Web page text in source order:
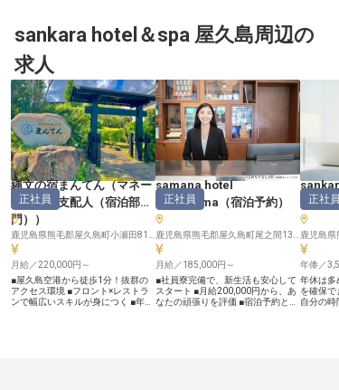
取り入れた特別なスイーツ。その創
造の舞台があなたを待っています♪
材を活かしたビュッフェスタイルの
スイーツ制作に携わっていただきま
す。島の自然や文化を五感で感じな
がら、お客様に感動と喜びをお届け
する贅沢な時間。あなたのパティシ
エとしての経験と感性を、この地で
花開かせませんか？★ 一つひとつ
のスイーツに込める想いが、お客様
の笑顔につながります。 ーー【成
長とやりがいに満ちた島での新生
活】 屋久島という特別な舞台で、
あなたの技術と感性をさらに磨くチ
ャンス◎ 専属ガイドによる屋久島
研修やソムリエによるワイン講座な
ど、知識と技術を高める研修制度が
充実！寮orシェアハウスをご用意し
ているので、島での新生活もスムー
ズにスタートできます。変則シフト
制で、プライベートと仕事のバラン
スも取りやすい環境です★ 屋久島
の豊かな自然に囲まれながら、パテ
ィシエとしての新たなステージを一
緒に築いていきましょう。旅行支援
sankara hotel＆spa 屋久島周辺の
求人
縄文の宿まんてん（マネー
ジャー・支配人（宿泊部
門）
）
正社員
月給／220,000円～
■屋久島空港から徒歩1分！抜群の
アクセス環境 ■フロント×レストラ
ンで幅広いスキルが身につく ■年間
samana hotel
Yakushima （宿泊予約）
正社員
月給／185,000円～
■社員寮完備で、新生活も安心して
スタート ■月給200,000円から、あ
なたの頑張りを評価 ■宿泊予約とフ
島（宿
正社員
年俸／
年休は多
を確保で
自分の時